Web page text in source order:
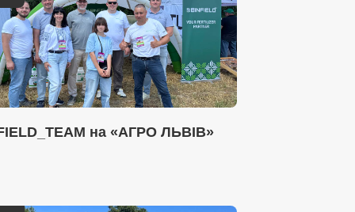
на «АГРО ЛЬВІВ»